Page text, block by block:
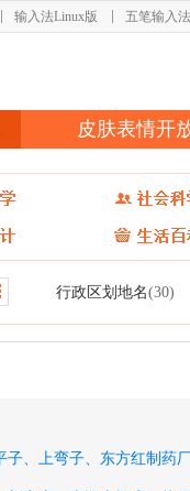
输入法Linux版 五笔输入法
皮肤表情开
行政区划地名(30)
子、 上弯子、 东方红制药